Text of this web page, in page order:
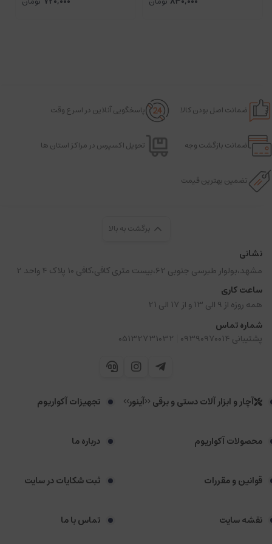
ضمانت اصل بودن کالا پاسخگویی آنلاین در اسرع وقت
ضمانت بازگشت وجه تحویل اکسپرس در مراکز استان ها
تضمین بهترین قیمت
برگشت به بالا
نشانی
مشهد،بولوار طبرسی جنوبی 62،بیست متری کافی،کافی 10 پلاک 4 واحد 2
ساعت کاری
همه روزه از 9 الی 13 و از 17 الی 21
شماره تماس
پشتیبانی 09390970014
05132731032
آچار و ابزار آلات دستی و برقی <<آینور>> تجهیزات آکواریوم
محصولات آکواریوم درباره ما
قوانین و مقررات ثبت شکایات در سایت
نقشه سایت تماس با ما